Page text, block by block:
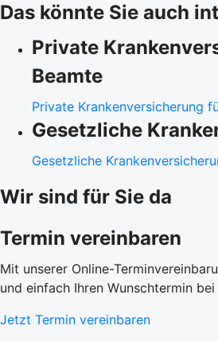
Das könnte Sie auch
Private
Beamte
Private Krankenversicherung
Gesetzliche
Gesetzliche
Wir sind für Sie da
Termin vereinbaren
Mit unserer Online-
und einfach Ihren Wunschtermin bei
Jetzt Termin vereinbaren